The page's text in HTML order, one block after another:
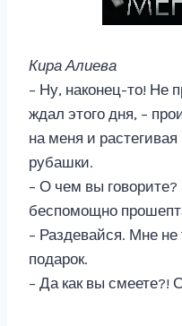
Кира Алиева
– Ну, наконец-то! Не
ждал этого дня, –
на меня и
рубашки.
– О чем вы
беспомощно
– Раздевайся. Мне не
подарок.
– Да как вы смеете?!